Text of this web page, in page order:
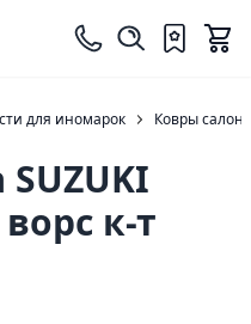
для иномарок Ковры салона
к-т